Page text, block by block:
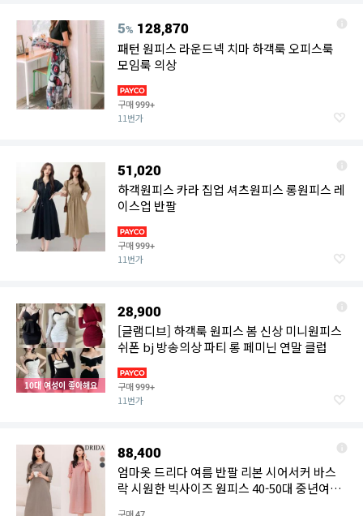
5% 128,870
패턴 원피스 라운드넥 치마 하객룩 오피스룩
모임룩 의상
구매999+
11번가
51,020
하객원피스 카라 집업 셔츠원피스 롱원피스 레
이스업 반팔
구매999+
11번가
10대 여성이 좋아해요
28,900
[글램디브] 하객룩 원피스 봄 신상 미니원피스
쉬폰 bj 방송의상 파티 롱 페미닌 연말 클럽
구매999+
11번가
88,400
엄마옷 드리다 여름 반팔 리본 시어서커 바스
락 시원한 빅사이즈 원피스 40-50대 중년여성